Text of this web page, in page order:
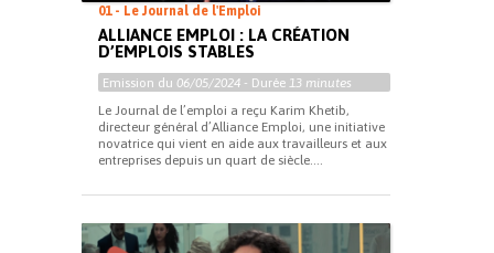
01 - Le Journal de l'Emploi
ALLIANCE EMPLOI : LA CRÉATION
D’EMPLOIS STABLES
Emission du 06/05/2024 - Durée 13 minutes
Le Journal de l’emploi a reçu Karim Khetib,
directeur général d’Alliance Emploi, une initiative
novatrice qui vient en aide aux travailleurs et aux
entreprises depuis un quart de siècle....